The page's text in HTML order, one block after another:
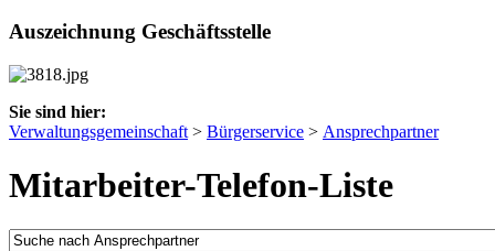
Auszeichnung Geschäftsstelle
Sie sind hier:
Verwaltungsgemeinschaft > Bürgerservice > Ansprechpartner
Mitarbeiter-Telefon-Liste